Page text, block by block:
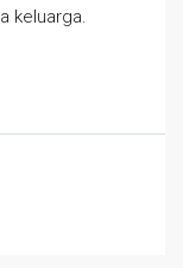
keluarga.